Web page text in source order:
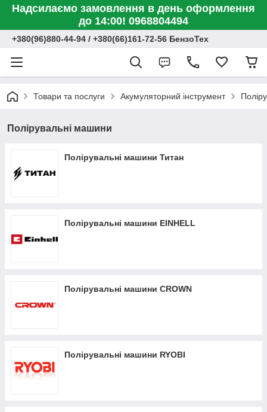
Надсилаємо замовлення в день оформлення
до 14:00! 0968804494
+380(96)880-44-94 / +380(66)161-72-56 БензоТех
Товари та послуги Акумуляторний інструмент
Полірувальні машини
Полірувальні машини Титан
Полірувальні машини EINHELL
Полірувальні машини CROWN
Полірувальні машини RYOBI